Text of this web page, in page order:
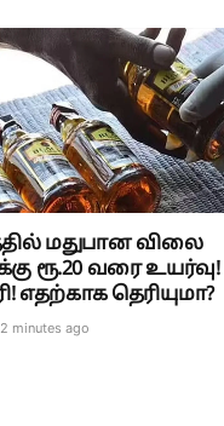
மதுபான விலை
ரூ.20 வரை உயர்வு!
எதற்காக தெரியுமா?
minutes ago